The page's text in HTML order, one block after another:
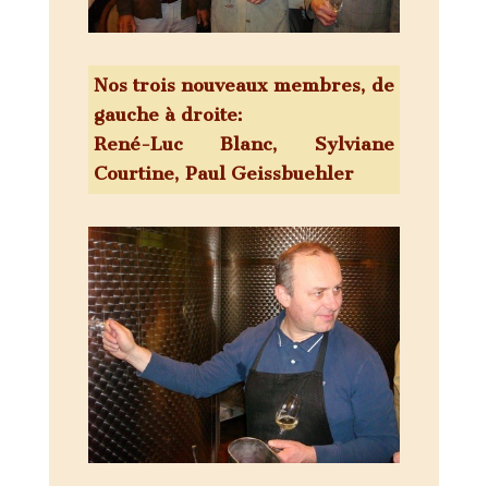
Nos trois nouveaux membres, de
gauche à droite:
René-Luc Blanc, Sylviane
Courtine, Paul Geissbuehler